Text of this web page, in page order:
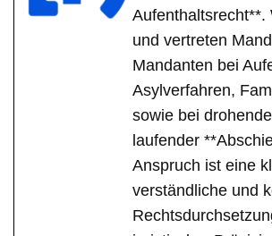
Aufenthaltsrecht**.
und vertreten
Mandanten bei
Asylverfahren,
sowie bei
laufender
Anspruch ist eine
verständliche und